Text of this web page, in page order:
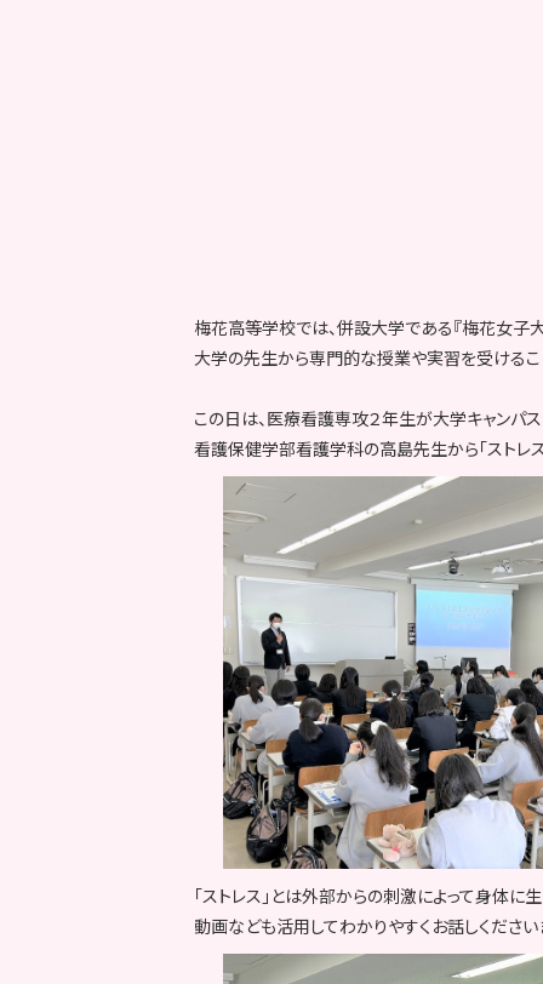
梅花高等学校では、併設大学である『梅花女子
大学の先生から専門的な授業や実習を受けるこ
この日は、医療看護専攻２年生が大学キャンパス
看護保健学部看護学科の高島先生から「ストレ
「ストレス」とは外部からの刺激によって身体に
動画なども活用してわかりやすくお話しください